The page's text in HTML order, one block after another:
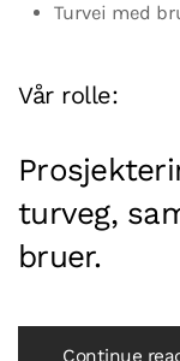
Turvei med
Vår rolle:
turveg,
bruer.
Continue